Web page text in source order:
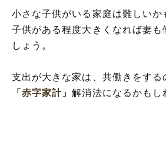
小さな子供がいる家庭は難しいか
子供がある程度大きくなれば妻も
しょう。
支出が大きな家は、共働きをする
「赤字家計」解消法になるかもし